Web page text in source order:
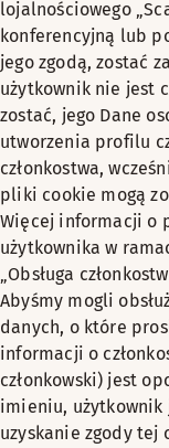
lojalnościowego
konferencyjną lub
jego zgodą, zostać
użytkownik nie jest
zostać, jego Dane
utworzenia profilu
członkostwa,
pliki cookie mogą
Więcej informacji o
użytkownika w
„Obsługa
Abyśmy mogli
danych, o które
informacji o
członkowski) jest
imieniu, użytkownik
uzyskanie zgody tej